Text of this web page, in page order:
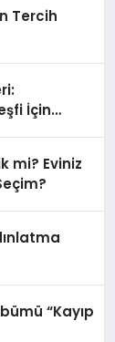
Tercih
İçin
mi? Eviniz
“Kayıp